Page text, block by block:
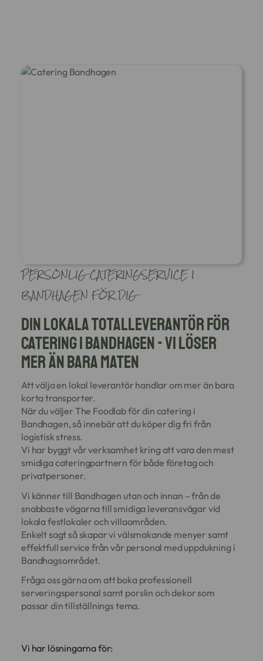
PERSONLIG CATERINGSERVICE I
BANDHAGEN FÖR DIG
Din lokala totalleverantör för
catering i Bandhagen - Vi löser
mer än bara maten
Att välja en lokal leverantör handlar om mer än bara
korta transporter.
När du väljer The Foodlab för din catering i
Bandhagen, så innebär att du köper dig fri från
logistisk stress.
Vi har byggt vår verksamhet kring att vara den mest
smidiga cateringpartnern för både företag och
privatpersoner.
Vi känner till Bandhagen utan och innan – från de
snabbaste vägarna till smidiga leveransvägar vid
lokala festlokaler och villaområden.
Enkelt sagt så skapar vi välsmakande menyer samt
effektfull service från vår personal med uppdukning i
Bandhagsområdet.
Fråga oss gärna om att boka professionell
serveringspersonal samt porslin och dekor som
passar din tillställnings tema.
Vi har lösningarna för: